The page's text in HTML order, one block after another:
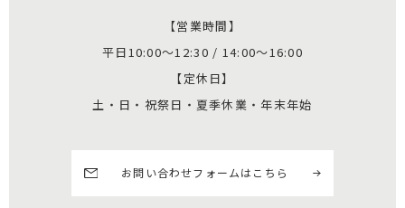
【営業時間】
平日10:00～12:30 / 14:00～16:00
【定休日】
土・日・祝祭日・夏季休業・年末年始
お問い合わせフォームはこちら